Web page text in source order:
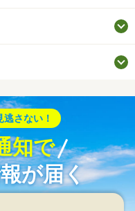
さない！
知で
が届く